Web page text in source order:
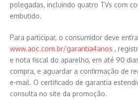
polegadas, incluindo quatro TVs com
embutido.
Para participar, o consumidor deve
www.aoc.com.br/garantia4anos ,
e nota fiscal do aparelho, em até 90
compra, e aguardar a confirmação de
e-mail. O certificado de garantia
consulta no site da promoção.